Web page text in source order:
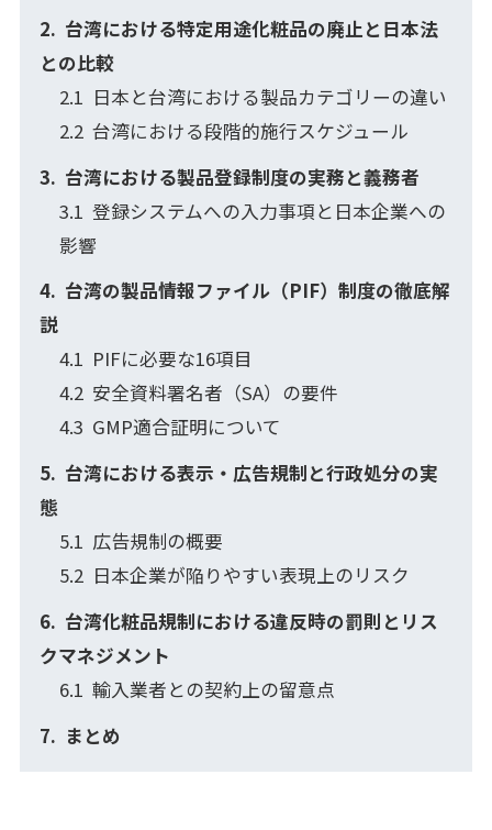
台湾における特定用途化粧品の廃止と日本法
との比較
日本と台湾における製品カテゴリーの違い
台湾における段階的施行スケジュール
台湾における製品登録制度の実務と義務者
登録システムへの入力事項と日本企業への
影響
台湾の製品情報ファイル（PIF）制度の徹底解
説
PIFに必要な16項目
安全資料署名者（SA）の要件
GMP適合証明について
台湾における表示・広告規制と行政処分の実
態
広告規制の概要
日本企業が陥りやすい表現上のリスク
台湾化粧品規制における違反時の罰則とリス
クマネジメント
輸入業者との契約上の留意点
まとめ